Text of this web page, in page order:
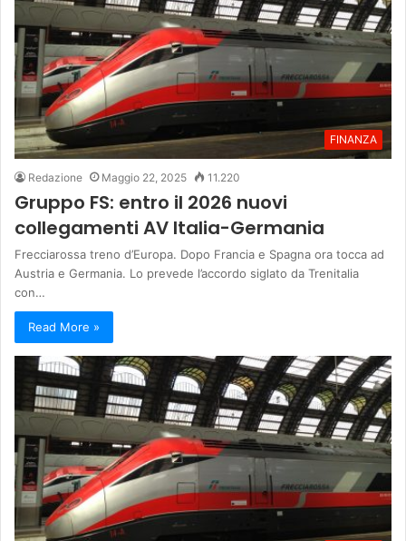
FINANZA
Redazione Maggio 22, 2025 11.220
Gruppo FS: entro il 2026 nuovi
collegamenti AV Italia-Germania
Frecciarossa treno d’Europa. Dopo Francia e Spagna ora tocca ad
Austria e Germania. Lo prevede l’accordo siglato da Trenitalia
con…
Read More »